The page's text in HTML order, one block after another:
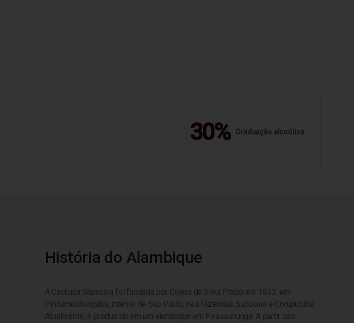
30% Graduação alcoólica
História do Alambique
A Cachaça Sapucaia foi fundada por Cicero da Silva Prado em 1933, em
Pindamonhangaba, interior de São Paulo, nas fazendas Sapucaia e Coruputuba.
Atualmente, é produzida em um alambique em Pirassununga. A partir das